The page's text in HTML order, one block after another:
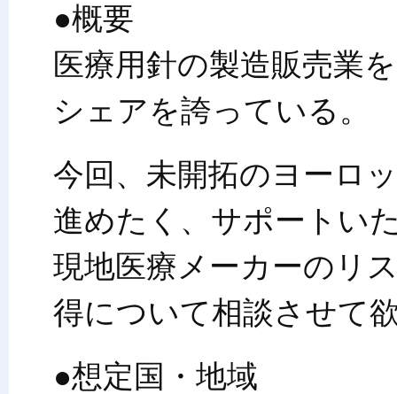
●概要
医療用針の製造販売業
シェアを誇っている。
今回、未開拓のヨーロ
進めたく、サポートい
現地医療メーカーのリ
得について相談させて
●想定国・地域